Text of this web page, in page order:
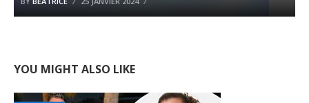
YOU MIGHT ALSO LIKE